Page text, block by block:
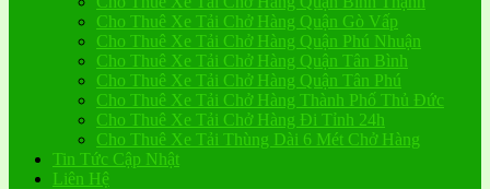
Cho Thuê Xe Tải Chở Hàng Quận Gò Vấp
Cho Thuê Xe Tải Chở Hàng Quận Phú Nhuận
Cho Thuê Xe Tải Chở Hàng Quận Tân Bình
Cho Thuê Xe Tải Chở Hàng Quận Tân Phú
Cho Thuê Xe Tải Chở Hàng Thành Phố Thủ Đức
Cho Thuê Xe Tải Chở Hàng Đi Tỉnh 24h
Cho Thuê Xe Tải Thùng Dài 6 Mét Chở Hàng
Tin Tức Cập Nhật
Liên Hệ